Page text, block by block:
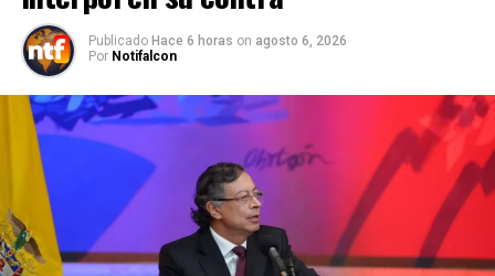
Publicado Hace 6 horas on agosto 6, 2026
Por Notifalcon